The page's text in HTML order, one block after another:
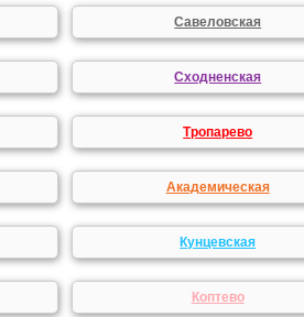
Савеловская
Сходненская
Тропарево
Академическая
Кунцевская
Коптево